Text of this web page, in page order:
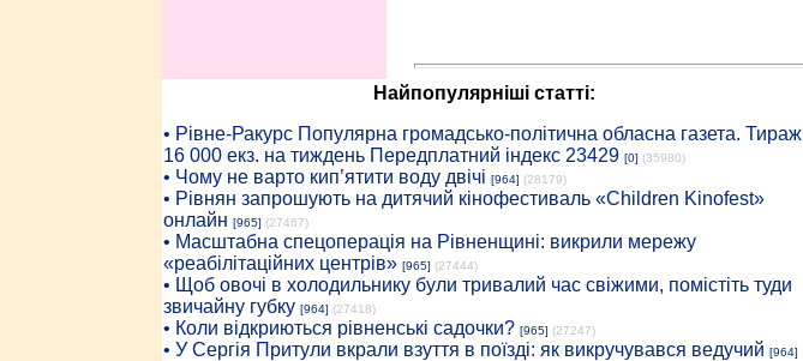
Найпопулярніші статті:
• Рiвне-Ракурс Популярна громадсько-політична обласна газета. Тираж
16 000 екз. на тиждень Передплатний індекс 23429 [0] (35980)
• Чому не варто кип’ятити воду двічі [964] (28179)
• Рівнян запрошують на дитячий кінофестиваль «Children Kinofest»
онлайн [965] (27467)
• Масштабна спецоперація на Рівненщині: викрили мережу
«реабілітаційних центрів» [965] (27444)
• Щоб овочі в холодильнику були тривалий час свіжими, помістіть туди
звичайну губку [964] (27418)
• Коли відкриються рівненські садочки? [965] (27247)
• У Сергія Притули вкрали взуття в поїзді: як викручувався ведучий [964]